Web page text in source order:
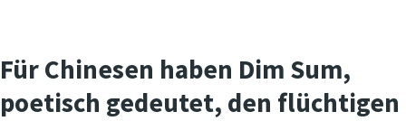
Für Chinesen haben Dim Sum,
poetisch gedeutet, den flüch­tigen